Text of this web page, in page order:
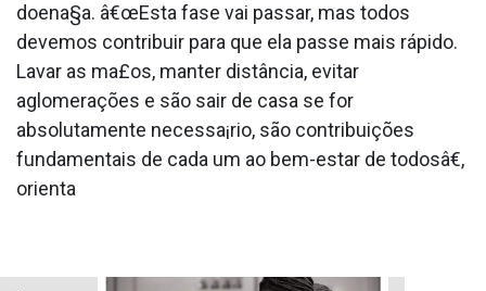
doena§a. â€œEsta fase vai passar, mas todos
devemos contribuir para que ela passe mais rápido.
Lavar as ma£os, manter distância, evitar
aglomerações e são sair de casa se for
absolutamente necessa¡rio, são contribuições
fundamentais de cada um ao bem-estar de todosâ€,
orienta